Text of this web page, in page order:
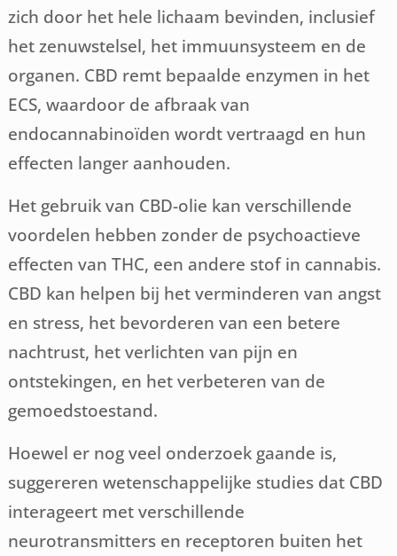
zich door het hele lichaam bevinden, inclusief
het zenuwstelsel, het immuunsysteem en de
organen. CBD remt bepaalde enzymen in het
ECS, waardoor de afbraak van
endocannabinoïden wordt vertraagd en hun
effecten langer aanhouden.
Het gebruik van CBD-olie kan verschillende
voordelen hebben zonder de psychoactieve
effecten van THC, een andere stof in cannabis.
CBD kan helpen bij het verminderen van angst
en stress, het bevorderen van een betere
nachtrust, het verlichten van pijn en
ontstekingen, en het verbeteren van de
gemoedstoestand.
Hoewel er nog veel onderzoek gaande is,
suggereren wetenschappelijke studies dat CBD
interageert met verschillende
neurotransmitters en receptoren buiten het